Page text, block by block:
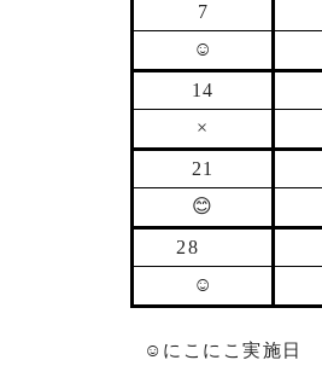
7
☺
14
×
21
😊
28
☺
☺ にこにこ実施日